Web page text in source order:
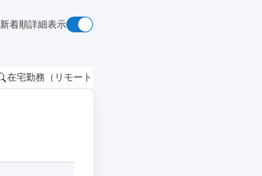
新着順詳細表示
在宅勤務（リモートワーク）OK